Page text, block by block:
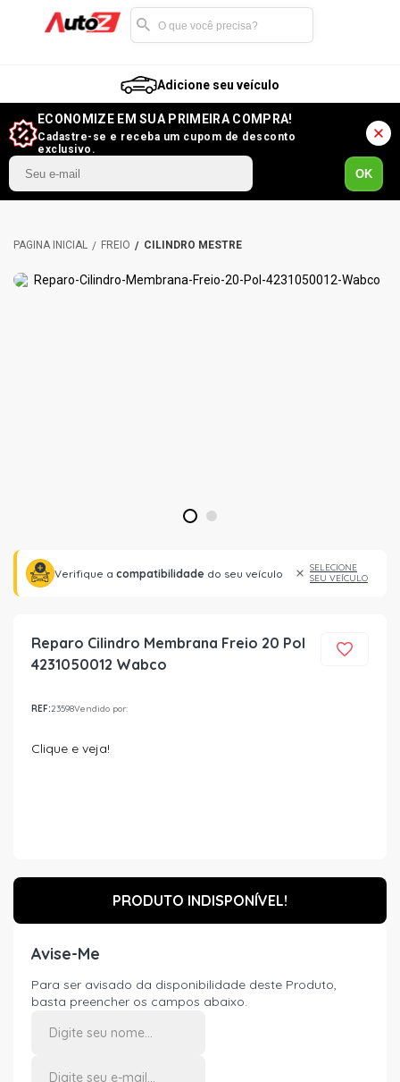
Adicione seu veículo
ECONOMIZE EM SUA PRIMEIRA COMPRA!
Cadastre-se e receba um cupom de desconto
exclusivo.
OK
FREIO CILINDRO MESTRE
1 2
Verifique a compatibilidade do seu veículo
SELECIONE
SEU VEÍCULO
Reparo Cilindro Membrana Freio 20 Pol
4231050012 Wabco
REF:23598Vendido por:
Clique e veja!
PRODUTO INDISPONÍVEL!
Avise-Me
Para ser avisado da disponibilidade deste Produto,
basta preencher os campos abaixo.